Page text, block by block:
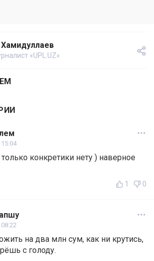
«UPL.UZ»
конкретики нету ) наверное
1 0
на два млн сум, как ни крутись,
с голоду.